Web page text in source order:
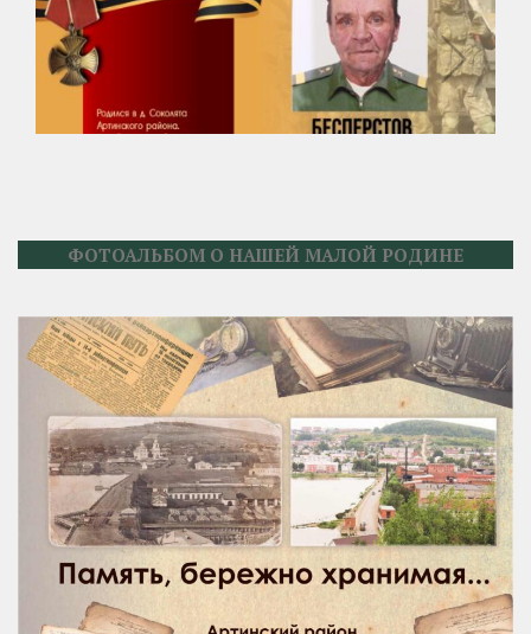
ФОТОАЛЬБОМ О НАШЕЙ МАЛОЙ РОДИНЕ